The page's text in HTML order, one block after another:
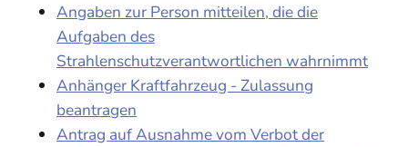
Angaben zur Person mitteilen, die die
Aufgaben des
Strahlenschutzverantwortlichen wahrnimmt
Anhänger Kraftfahrzeug - Zulassung
beantragen
Antrag auf Ausnahme vom Verbot der